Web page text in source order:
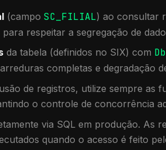
(campo SC_FILIAL) ao consultar
respeitar a segregação de
da tabela (definidos no SIX) com
completas e degradação
de registros, utilize sempre as
o controle de concorrência
via SQL em produção. As
quando o acesso é feito